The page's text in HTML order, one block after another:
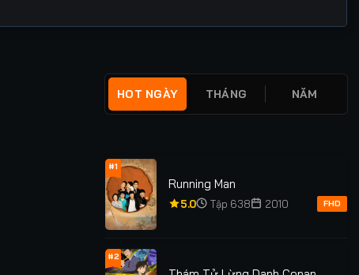
HOT NGÀY THÁNG NĂM
#1
Running Man
5.0 Tập 638 2010 FHD
#2